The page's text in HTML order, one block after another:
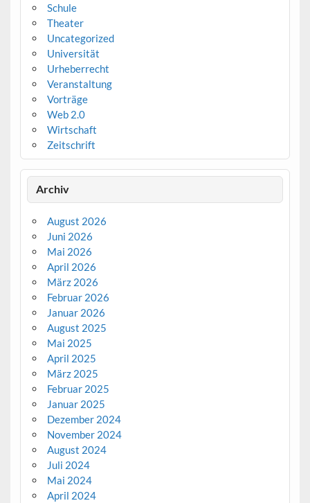
Schule
Theater
Uncategorized
Universität
Urheberrecht
Veranstaltung
Vorträge
Web 2.0
Wirtschaft
Zeitschrift
Archiv
August 2026
Juni 2026
Mai 2026
April 2026
März 2026
Februar 2026
Januar 2026
August 2025
Mai 2025
April 2025
März 2025
Februar 2025
Januar 2025
Dezember 2024
November 2024
August 2024
Juli 2024
Mai 2024
April 2024